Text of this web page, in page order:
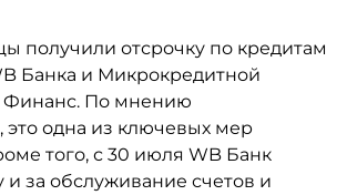
получили отсрочку по кредитам
Банка и Микрокредитной
Финанс. По мнению
это одна из ключевых мер
того, с 30 июля WB Банк
и за обслуживание счетов и